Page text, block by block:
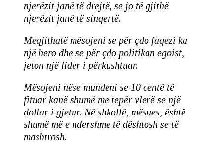
njerëzit janë të drejtë, se jo të gjithë
njerëzit janë të sinqertë.
Megjithatë mësojeni se për çdo faqezi ka
një hero dhe se për çdo politikan egoist,
jeton një lider i përkushtuar.
Mësojeni nëse mundeni se 10 centë të
fituar kanë shumë me tepër vlerë se një
dollar i gjetur. Në shkollë, mësues, është
shumë më e ndershme të dështosh se të
mashtrosh.